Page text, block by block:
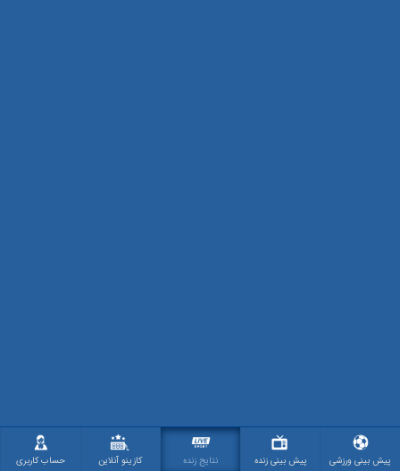
پیش بینی ورزشی پیش بینی زنده نتایج زنده کازینو آنلاین حساب کاربری